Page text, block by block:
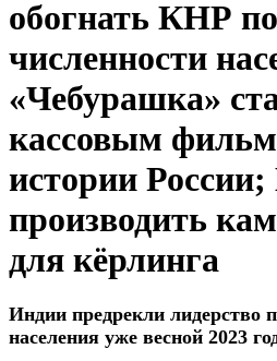
обогнать КНР по
численности
«Чебурашка»
кассовым
истории
производить
для кёрлинга
Индии предрекли лидерство
населения уже весной 2023